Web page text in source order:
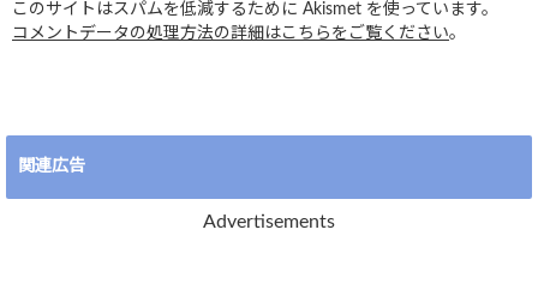
このサイトはスパムを低減するために Akismet を使っています。
コメントデータの処理方法の詳細はこちらをご覧ください。
関連広告
Advertisements